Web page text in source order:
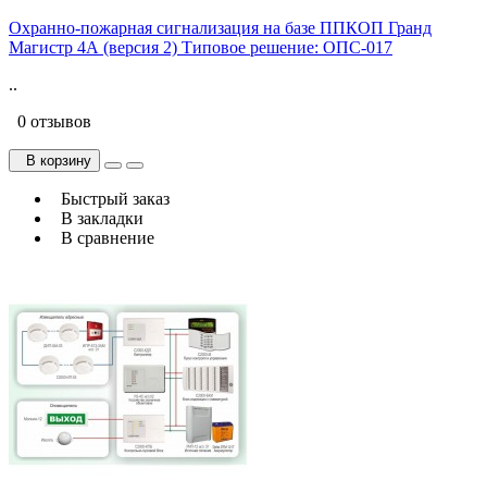
Охранно-пожарная сигнализация на базе ППКОП Гранд
Магистр 4А (версия 2) Типовое решение: ОПС-017
..
0 отзывов
В корзину
Быстрый заказ
В закладки
В сравнение